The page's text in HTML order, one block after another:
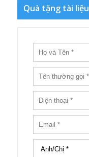
Quà tặng tài liệu